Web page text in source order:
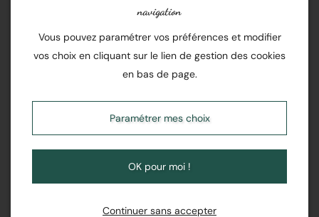
Confiture Artisanale Cerise
Noire
En stock
Matière grasse sur produit fini :
navigation
Vous pouvez paramétrer vos préférences et modifier
vos choix en cliquant sur le lien de gestion des cookies
en bas de page.
Paramétrer mes choix
OK pour moi !
Continuer sans accepter